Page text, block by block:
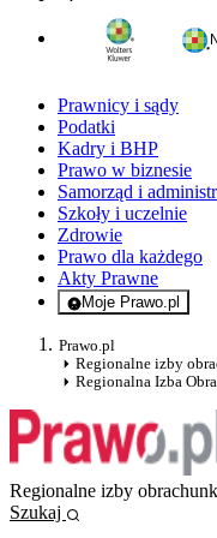
Prawnicy i sądy
Podatki
Kadry i BHP
Prawo w biznesie
Samorząd i
Szkoły i uczelnie
Zdrowie
Prawo dla każdego
Akty Prawne
Moje Prawo.pl
- rejestracja i
Prawo.pl
Regionalne izby
Regionalna Izba
Regionalne izby
Szukaj